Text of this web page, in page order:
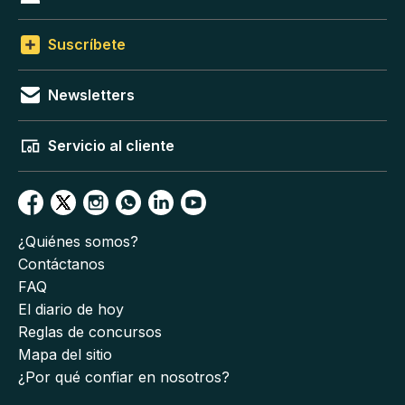
Suscríbete
Newsletters
Servicio al cliente
¿Quiénes somos?
Contáctanos
FAQ
El diario de hoy
Reglas de concursos
Mapa del sitio
¿Por qué confiar en nosotros?